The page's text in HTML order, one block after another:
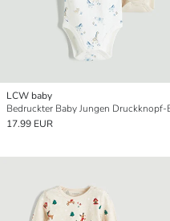
LCW baby
17.99 EUR